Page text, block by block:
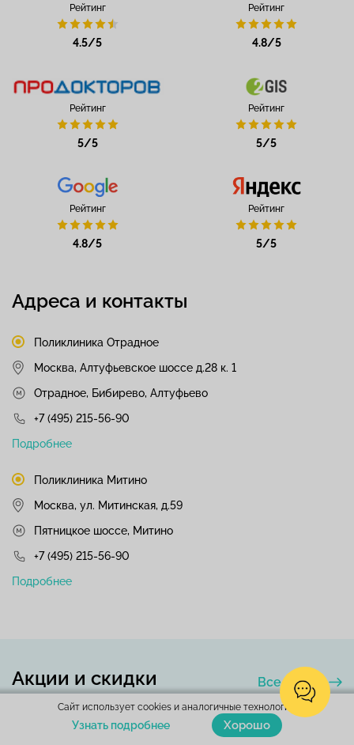
Рейтинг
4.5/5
Рейтинг
4.8/5
Рейтинг
5/5
Рейтинг
5/5
Рейтинг
4.8/5
Рейтинг
5/5
Адреса и контакты
Поликлиника Отрадное
Москва, Алтуфьевское шоссе д.28 к. 1
Отрадное, Бибирево, Алтуфьево
+7 (495) 215-56-90
Подробнее
Поликлиника Митино
Москва, ул. Митинская, д.59
Пятницкое шоссе, Митино
+7 (495) 215-56-90
Подробнее
Все акции
Акции и скидки
Сайт использует cookies и аналогичные технологии.
Узнать подробнее Хорошо